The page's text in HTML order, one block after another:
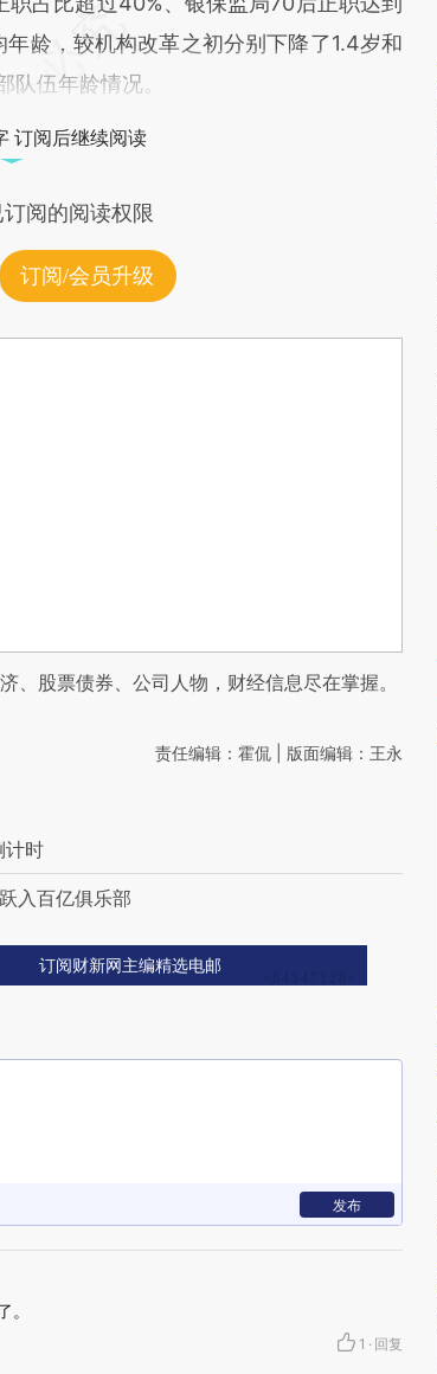
龄，较机构改革之初分别下降了1.4岁和
伍年龄情况。
订阅后继续阅读
阅的阅读权限
订阅/会员升级
、股票债券、公司人物，财经信息尽在掌握。
责任编辑：霍侃 | 版面编辑：王永
计时
入百亿俱乐部
订阅财新网主编精选电邮
发布
。
1 · 回复